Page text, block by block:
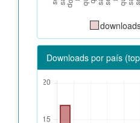
Downloads por país